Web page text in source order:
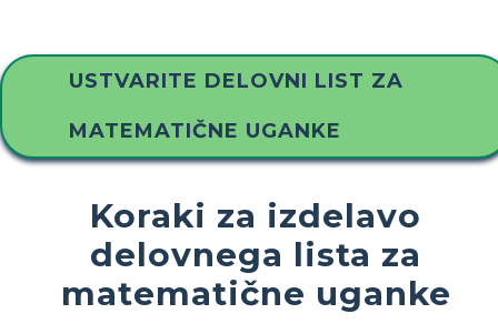
USTVARITE DELOVNI LIST ZA
MATEMATIČNE UGANKE
Koraki za izdelavo
delovnega lista za
matematične uganke